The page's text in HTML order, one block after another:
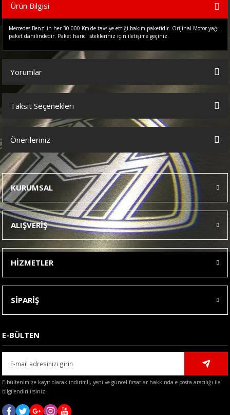
Ürün Bilgisi
Mercedes Benz' in her 30.000 Km'de tavsiye ettiği bakım paketidir. Orijinal Motor yağı
paket dahilindedir. Paket harici istekleriniz için iletişime geçiniz.
Yorumlar
Bu ürüne ilk yorumu siz yapın!
Taksit Seçenekleri
Önerileriniz
Bu ürünün fiyat bilgisi, resim, ürün açıklamalarında ve diğer
konularda yetersiz gördüğünüz noktaları öneri formunu kullanarak
tarafımıza iletebilirsiniz.
Görüş ve önerileriniz için teşekkür ederiz.
Ürün resmi kalitesiz, bozuk veya görüntülenemiyor.
Ürün açıklamasında eksik bilgiler bulunuyor.
Ürün bilgilerinde hatalar bulunuyor.
Ürün fiyatı diğer sitelerden daha pahalı.
Bu ürüne benzer farklı alternatifler olmalı.
Gönder
KURUMSAL
ALIŞVERİŞ
HİZMETLER
SİPARİŞ
E-BÜLTEN
E-bültenimize kayıt olarak indirimli, yeni ve güncel fırsatlar hakkında e-posta aracılığı ile
bilgilendirilirsiniz.